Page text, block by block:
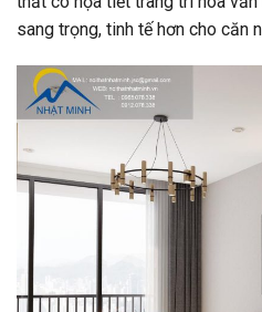
sang trọng, tinh tế hơn cho căn